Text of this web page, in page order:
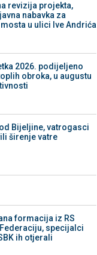
revizija projekta,
nabavka za
u ulici Ive Andrića
2026. podijeljeno
obroka, u augustu
Bijeljine, vatrogasci
širenje vatre
formacija iz RS
specijalci
ih otjerali